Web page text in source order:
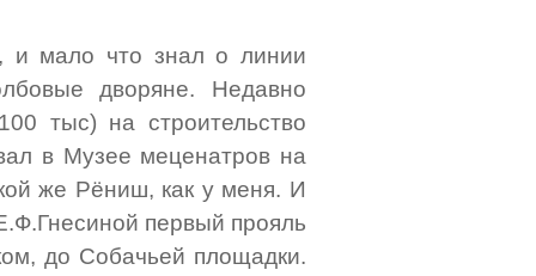
и мало что знал о линии
дворяне. Недавно
тыс) на строительство
в Музее меценатров на
же Рёниш, как у меня. И
первый прояль
до Собачьей площадки.